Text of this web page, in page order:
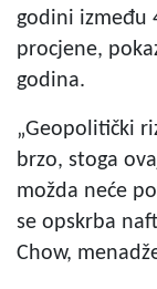
godini između
procjene,
godina.
„Geopolitički
brzo, stoga
možda neće
se opskrba
Chow,